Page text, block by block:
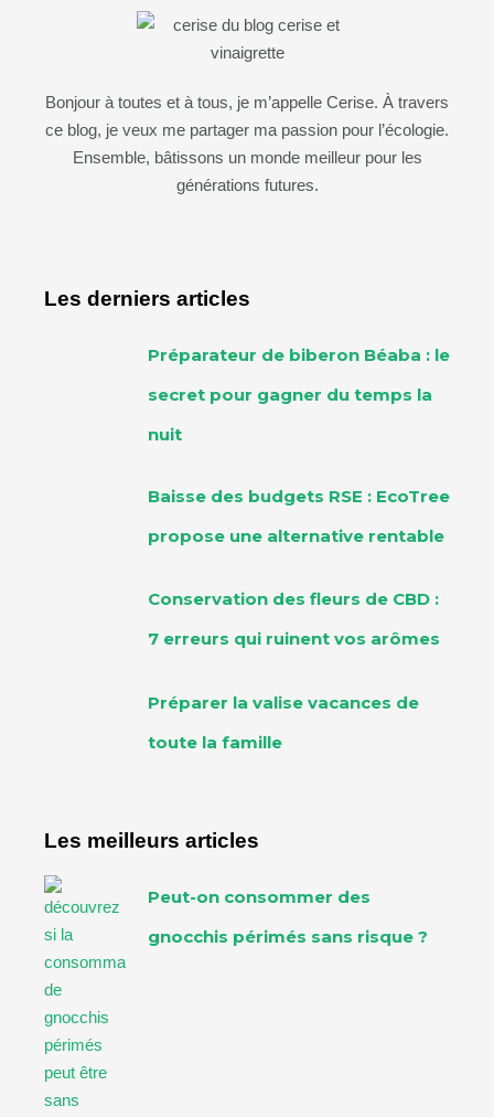
Bonjour à toutes et à tous, je m’appelle Cerise. À travers
ce blog, je veux me partager ma passion pour l’écologie.
Ensemble, bâtissons un monde meilleur pour les
générations futures.
Les derniers articles
Préparateur de biberon Béaba : le
secret pour gagner du temps la
nuit
Baisse des budgets RSE : EcoTree
propose une alternative rentable
Conservation des fleurs de CBD :
7 erreurs qui ruinent vos arômes
Préparer la valise vacances de
toute la famille
Les meilleurs articles
Peut-on consommer des
gnocchis périmés sans risque ?